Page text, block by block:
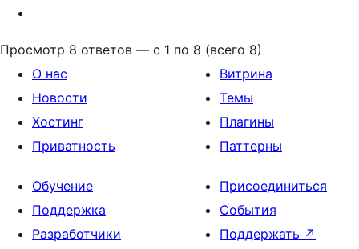
Просмотр 8 ответов — с 1 по 8 (всего 8)
О нас
Новости
Хостинг
Приватность
Витрина
Темы
Плагины
Паттерны
Обучение
Поддержка
Разработчики
Присоединиться
События
Поддержать ↗